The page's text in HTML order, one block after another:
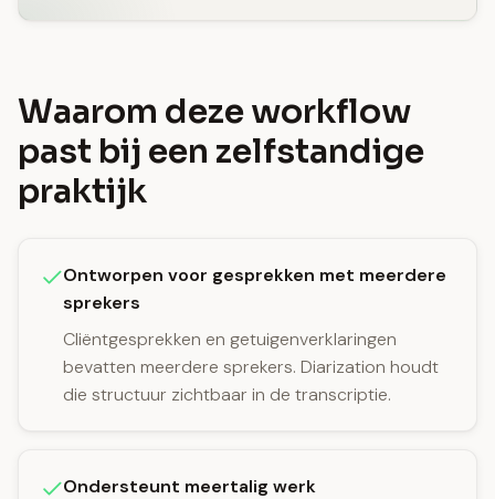
Waarom deze workflow
past bij een zelfstandige
praktijk
Ontworpen voor gesprekken met meerdere
sprekers
Cliëntgesprekken en getuigenverklaringen
bevatten meerdere sprekers. Diarization houdt
die structuur zichtbaar in de transcriptie.
Ondersteunt meertalig werk